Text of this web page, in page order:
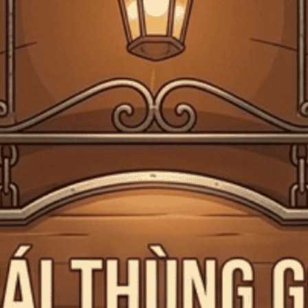
Giấy phép kinh doanh bán lẻ rượu số 299/GP-PKT do Phòng Kinh tế Quận 3
cấp ngày 17/12/2024
Johnnie Walker
JOHNNIE WALKER
Tiệm rượu Cái Thùng Gỗ
là một thương hiệu rượu độc đáo, nổi bật
với sự kết hợp hoàn hảo giữa nguyên liệu tự nhiên và nghệ thuật chế
tác tinh tế. Mỗi sản phẩm củaTiệm rượu Cái Thùng Gỗkhông chỉ
đơn thuần là rượu, mà còn là một trải nghiệm cảm xúc, gợi nhớ đến
những khoảnh khắc đáng nhớ trong cuộc sống. Chúng tôi chú trọng
vào việc sử dụng các thành phần cao cấp, mang đến những hương vị
thanh lịch và quyến rũ, tạo nên những ly rượu đặc biệt cho những dịp
đặc biệt.